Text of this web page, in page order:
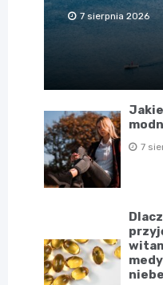
7 sierpnia 2026
7